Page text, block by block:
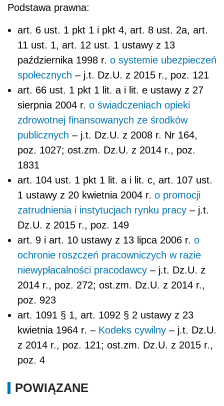
Podstawa prawna:
art. 6 ust. 1 pkt 1 i pkt 4, art. 8 ust. 2a, art.
11 ust. 1, art. 12 ust. 1 ustawy z 13
października 1998 r. o systemie ubezpieczeń
społecznych – j.t. Dz.U. z 2015 r., poz. 121
art. 66 ust. 1 pkt 1 lit. a i lit. e ustawy z 27
sierpnia 2004 r. o świadczeniach opieki
zdrowotnej finansowanych ze środków
publicznych – j.t. Dz.U. z 2008 r. Nr 164,
poz. 1027; ost.zm. Dz.U. z 2014 r., poz.
1831
art. 104 ust. 1 pkt 1 lit. a i lit. c, art. 107 ust.
1 ustawy z 20 kwietnia 2004 r. o promocji
zatrudnienia i instytucjach rynku pracy – j.t.
Dz.U. z 2015 r., poz. 149
art. 9 i art. 10 ustawy z 13 lipca 2006 r. o
ochronie roszczeń pracowniczych w razie
niewypłacalności pracodawcy – j.t. Dz.U. z
2014 r., poz. 272; ost.zm. Dz.U. z 2014 r.,
poz. 923
art. 1091 § 1, art. 1092 § 2 ustawy z 23
kwietnia 1964 r. – Kodeks cywilny – j.t. Dz.U.
z 2014 r., poz. 121; ost.zm. Dz.U. z 2015 r.,
poz. 4
POWIĄZANE